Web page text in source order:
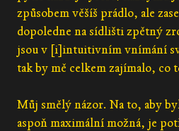
způsobem věšíš prádlo, ale
dopoledne na sídlišti zpětný
jsou v [i]intuitivním vnímání
tak by mě celkem zajímalo, co
Můj smělý názor. Na to, aby
aspoň maximální možná, je